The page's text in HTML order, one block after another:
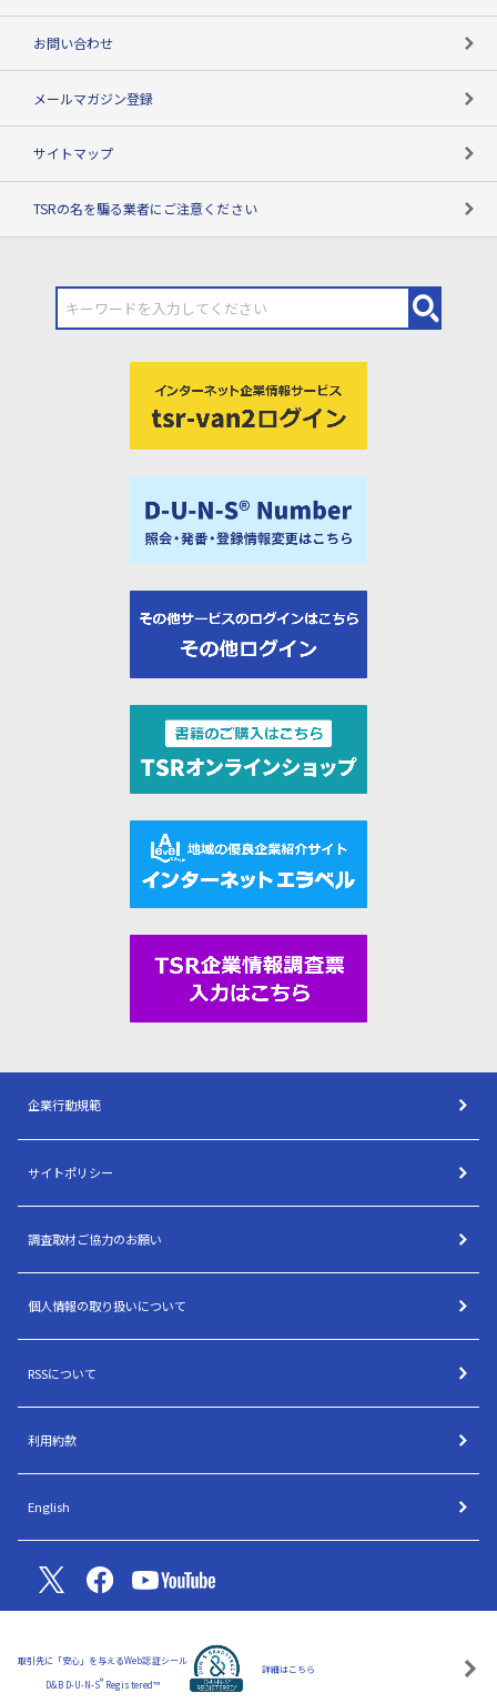
お問い合わせ
メールマガジン登録
サイトマップ
TSRの名を騙る業者にご注意ください
企業行動規範
サイトポリシー
調査取材ご協力のお願い
個人情報の取り扱いについて
RSSについて
利用約款
English
取引先に「安心」を与えるWeb認証シール
D&B D-U-N-S® Registered™
詳細はこちら